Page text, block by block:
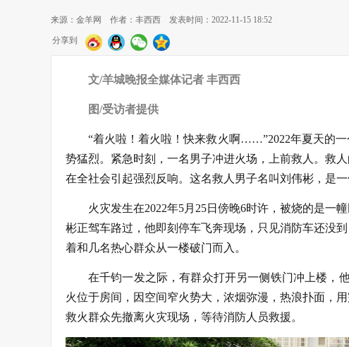
来源：金羊网 作者：丰西西 发表时间：2022-11-15 18:52
分享到
文/羊城晚报全媒体记者 丰西西
图/受访者提供
“着火啦！着火啦！快来救火啊……”2022年夏天的
势猛烈。紧急时刻，一名男子冲进火场，上前救人。救
在全社会引起强烈反响。这名救人男子名叫刘伟彬，是
火灾发生在2022年5月25日傍晚6时许，被烧的是一
彬正驾车路过，他即刻停车飞奔现场，只见消防车还没
着和几名热心群众从一楼破门而入。
在千钧一发之际，有群众打开另一侧铁门冲上楼，
火位于房间，因空间窄火势大，浓烟弥漫，热浪扑面，
救火群众先撤离火灾现场，等待消防人员救援。